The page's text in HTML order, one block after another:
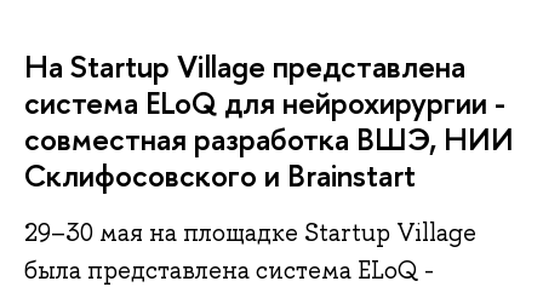
На Startup Village представлена
система ELoQ для нейрохирургии -
совместная разработка ВШЭ, НИИ
Склифосовского и Brainstart
29–30 мая на площадке Startup Village
была представлена система ELoQ -